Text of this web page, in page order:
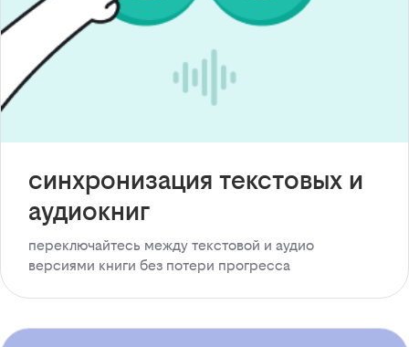
синхронизация текстовых и
аудиокниг
переключайтесь между текстовой и аудио
версиями книги без потери прогресса